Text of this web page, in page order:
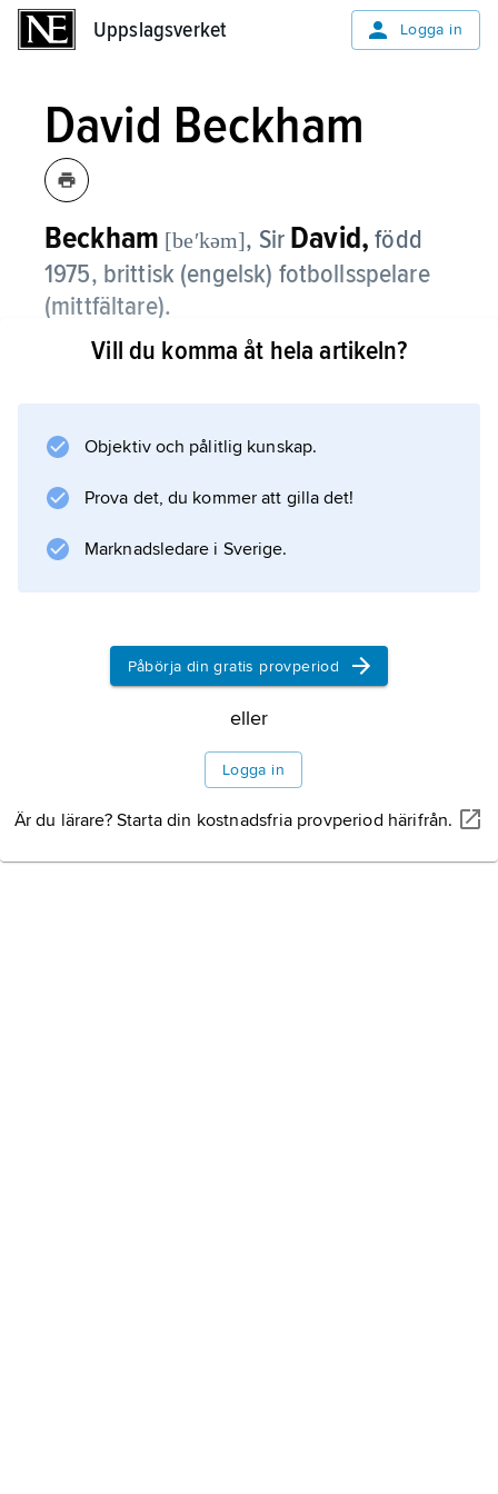
Uppslagsverket Logga in
David Beckham
Beckham [beʹkəm], Sir David, född
1975, brittisk (engelsk) fotbollsspelare
(mittfältare).
David Beckham nådde stjärnstatus i
precisa passningar och ett frisparksskytte i
engelska ligan sex gånger 1996–2003, FA-
cupen två gånger och Champions League en
gång (1999).
Information om artikeln
Vill du komma åt hela artikeln?
Objektiv och pålitlig kunskap.
Prova det, du kommer att gilla det!
Marknadsledare i Sverige.
Påbörja din gratis provperiod
eller
Logga in
Är du lärare? Starta din kostnadsfria provperiod härifrån.